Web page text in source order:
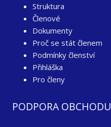
Struktura
Členové
Dokumenty
Proč se stát členem
Podmínky členství
Přihláška
Pro členy
PODPORA OBCHODU